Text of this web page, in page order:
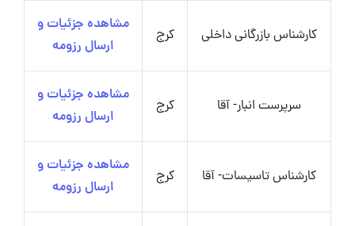
کارشناس بازرگانی داخلی کرج
مشاهده جزئیات و
ارسال رزومه
سرپرست انبار- آقا کرج
مشاهده جزئیات و
ارسال رزومه
کارشناس تاسیسات- آقا کرج
مشاهده جزئیات و
ارسال رزومه